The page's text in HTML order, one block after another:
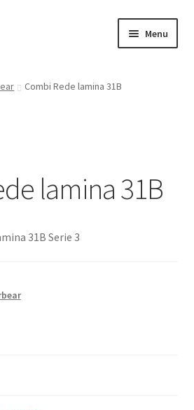
Menu
Combi Rede lamina 31B
lamina 31B
31B Serie 3